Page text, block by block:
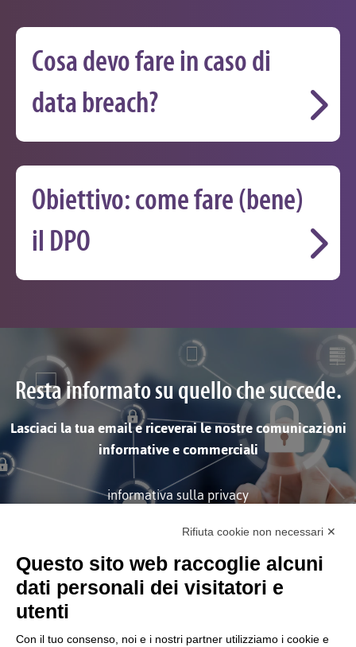
Cosa devo fare in caso di
data breach?
Obiettivo: come fare (bene)
il DPO
Resta informato su quello che succede.
Lasciaci la tua email e riceverai le nostre comunicazioni
informative e commerciali
informativa sulla privacy
ISCRIVITI
Rifiuta cookie non necessari ✕
Questo sito web raccoglie alcuni
dati personali dei visitatori e
utenti
Con il tuo consenso, noi e i nostri partner utilizziamo i cookie e